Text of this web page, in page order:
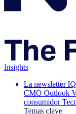
Insights
La newsletter
CMO Outlook
consumidor
Temas clave